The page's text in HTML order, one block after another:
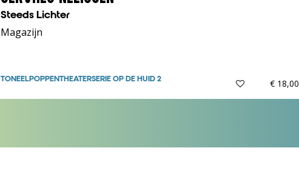
Steeds Lichter
Magazijn
TONEELPOPPENTHEATERSERIE OP DE HUID 2 € 18,00